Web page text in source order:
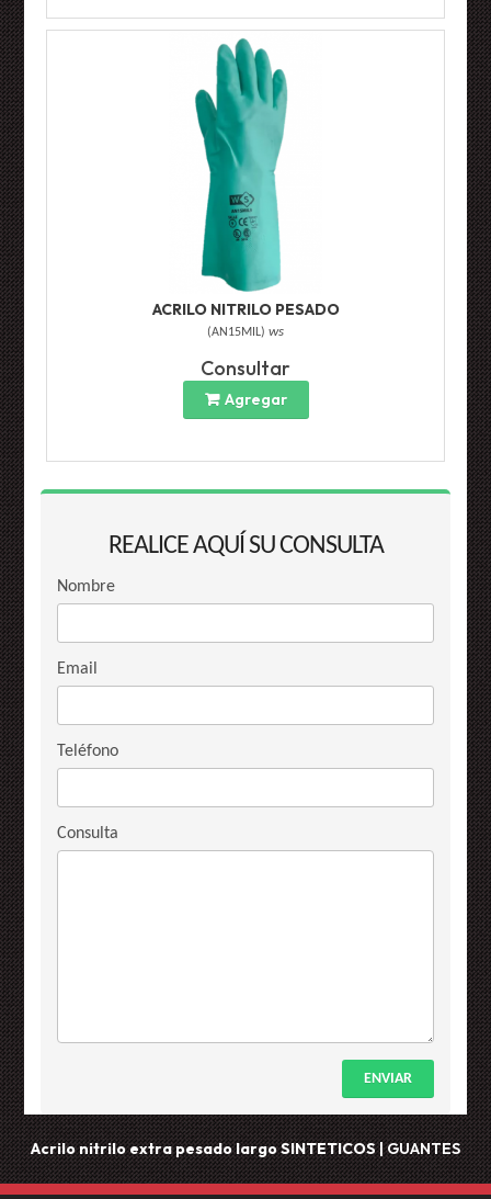
ACRILO NITRILO PESADO
(AN15MIL) ws
Consultar
Agregar
REALICE AQUÍ SU CONSULTA
Nombre
Email
Teléfono
Consulta
ENVIAR
Acrilo nitrilo extra pesado largoSINTETICOS|GUANTES